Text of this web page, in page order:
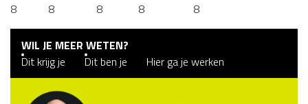
8
8 8 8 8
WIL JE MEER WETEN?
Dit krijg je
Dit ben je Hier ga je werken